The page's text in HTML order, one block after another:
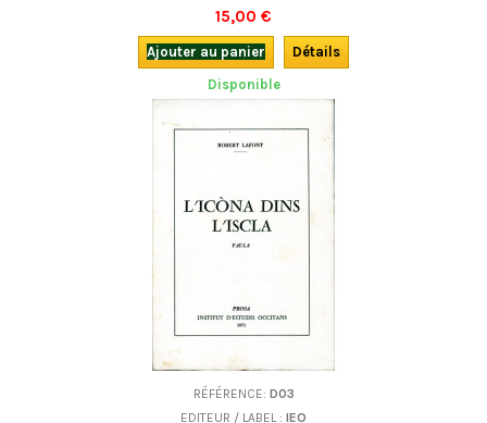
pouvons vous proposer que le livre seul !En occitan languedocien.
15,00 €
Ajouter au panier
Détails
Disponible
RÉFÉRENCE: D03
EDITEUR / LABEL : IEO